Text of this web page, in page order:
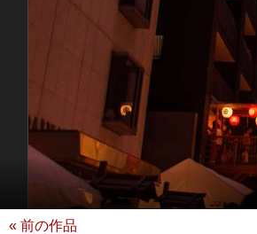
« 前の作品